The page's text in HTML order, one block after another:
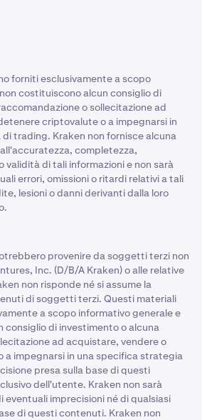
forniti esclusivamente a scopo
costituiscono alcun consiglio di
o sollecitazione ad
criptovalute o a impegnarsi in
trading. Kraken non fornisce alcuna
completezza,
di tali informazioni e non sarà
errori, omissioni o ritardi relativi a tali
lesioni o danni derivanti dalla loro
provenire da soggetti terzi non
Inc. (D/B/A Kraken) o alle relative
non risponde né si assume la
di soggetti terzi. Questi materiali
a scopo informativo generale e
consiglio di investimento o alcuna
ad acquistare, vendere o
impegnarsi in una specifica strategia
presa sulla base di questi
dell'utente. Kraken non sarà
imprecisioni né di qualsiasi
di questi contenuti. Kraken non